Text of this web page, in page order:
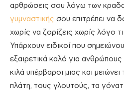
αρθρώσεις σου λόγω των
γυμναστικής σου επιτρέπει να
χωρίς να ζορίζεις χωρίς λόγο
Υπάρχουν ειδικοί που
εξαιρετικά καλό για
κιλά υπέρβαροι μιας και
πλάτη, τους γλουτούς, τα